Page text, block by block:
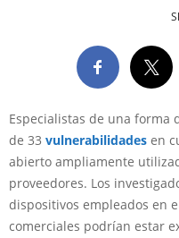
Especialistas de una forma
de 33 vulnerabilidades en
abierto ampliamente
proveedores. Los
dispositivos empleados en
comerciales podrían estar